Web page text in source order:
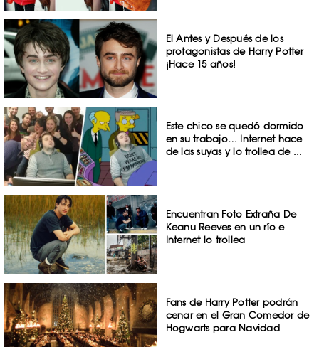
El Antes y Después de los
protagonistas de Harry Potter
¡Hace 15 años!
Este chico se quedó dormido
en su trabajo… Internet hace
de las suyas y lo trollea de ...
Encuentran Foto Extraña De
Keanu Reeves en un río e
Internet lo trollea
Fans de Harry Potter podrán
cenar en el Gran Comedor de
Hogwarts para Navidad